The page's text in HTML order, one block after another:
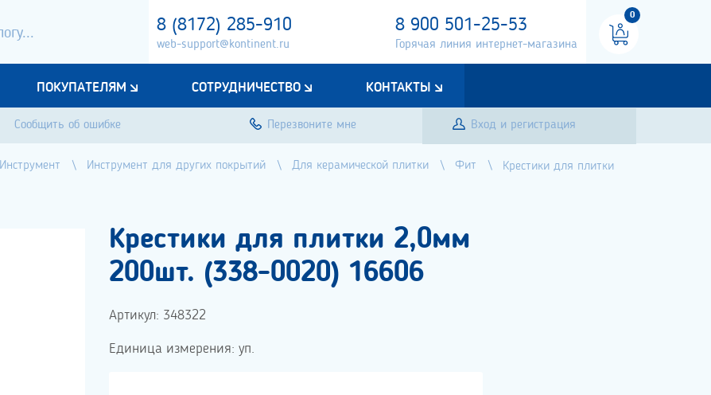
8 (8172) 285-910
web-support@kontinent.ru
8 900 501-25-53
Горячая линия интернет-магазина
0
ПОКУПАТЕЛЯМ СОТРУДНИЧЕСТВО КОНТАКТЫ
Сообщить об ошибке Перезвоните мне Вход и регистрация
Инструмент Инструмент для других покрытий Для керамической плитки Фит
Крестики для плитки
Крестики для плитки 2,0мм
200шт. (338-0020) 16606
Артикул: 348322
Единица измерения: уп.